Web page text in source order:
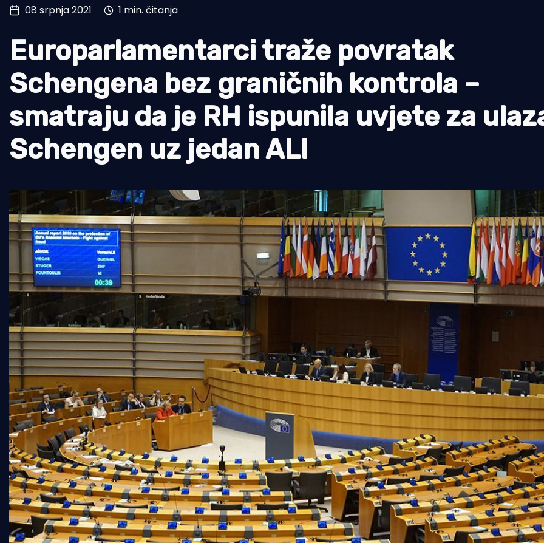
Ribolov
Tradicija i kultura
08 srpnja 2021 1 min. čitanja
Europarlamentarci traže povratak
Schengena bez graničnih kontrola –
smatraju da je RH ispunila uvjete za
Schengen uz jedan ALI